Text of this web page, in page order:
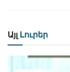
Այլ Լուրեր